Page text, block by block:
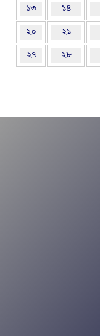
১৩ ১৪
২০ ২১
২৭ ২৮